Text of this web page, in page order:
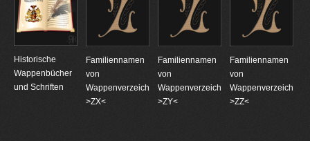
Historische
Wappenbücher
und Schriften
Familiennamen
von
Wappenverzeichnungen
>ZX<
Familiennamen
von
Wappenverzeichnungen
>ZY<
Familiennamen
von
>ZZ<